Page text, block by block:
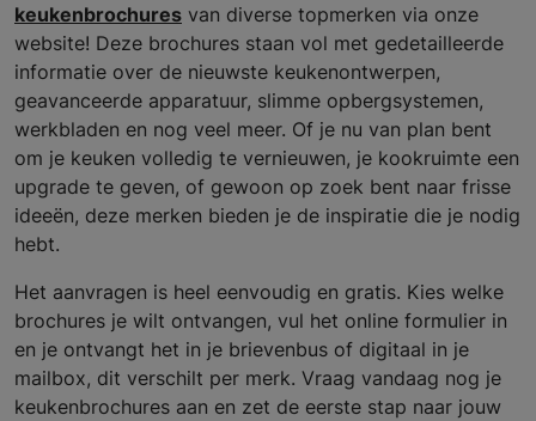
keukenbrochures van diverse topmerken via onze
website! Deze brochures staan vol met gedetailleerde
informatie over de nieuwste keukenontwerpen,
geavanceerde apparatuur, slimme opbergsystemen,
werkbladen en nog veel meer. Of je nu van plan bent
om je keuken volledig te vernieuwen, je kookruimte een
upgrade te geven, of gewoon op zoek bent naar frisse
ideeën, deze merken bieden je de inspiratie die je nodig
hebt.
Het aanvragen is heel eenvoudig en gratis. Kies welke
brochures je wilt ontvangen, vul het online formulier in
en je ontvangt het in je brievenbus of digitaal in je
mailbox, dit verschilt per merk. Vraag vandaag nog je
keukenbrochures aan en zet de eerste stap naar jouw